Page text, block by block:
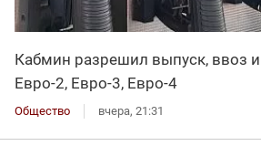
Кабмин разрешил выпуск, ввоз
Евро-2, Евро-3, Евро-4
Общество вчера, 21:31